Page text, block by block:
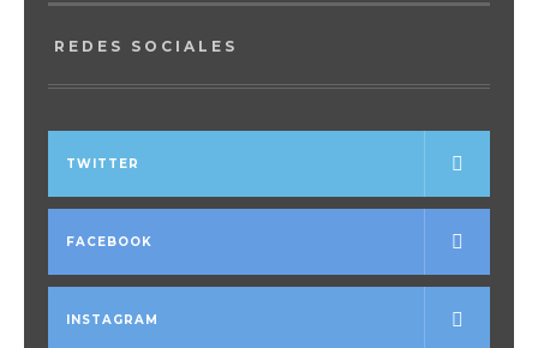
REDES SOCIALES
TWITTER
FACEBOOK
INSTAGRAM